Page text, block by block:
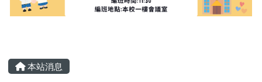
本站消息